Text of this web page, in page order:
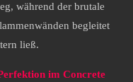
während der brutale
begleitet
ließ.
im Concrete